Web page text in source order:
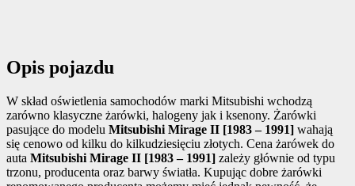
Opis pojazdu
W skład oświetlenia samochodów marki Mitsubishi wchodzą
zarówno klasyczne żarówki, halogeny jak i ksenony. Żarówki
pasujące do modelu Mitsubishi Mirage II [1983 – 1991] wahają
się cenowo od kilku do kilkudziesięciu złotych. Cena żarówek do
auta Mitsubishi Mirage II [1983 – 1991] zależy głównie od typu
trzonu, producenta oraz barwy światła. Kupując dobre żarówki